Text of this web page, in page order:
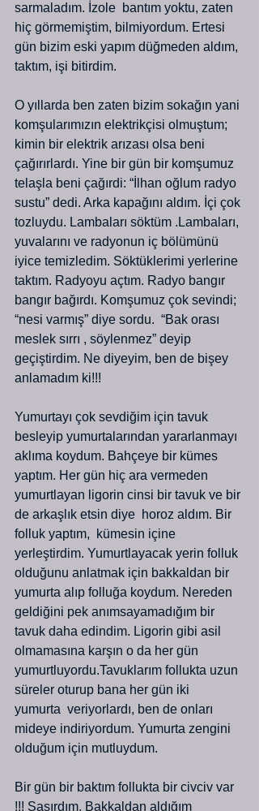
sarmaladım. İzole  bantım yoktu, zaten
hiç görmemiştim, bilmiyordum. Ertesi
gün bizim eski yapım düğmeden aldım,
taktım, işi bitirdim.
O yıllarda ben zaten bizim sokağın yani
komşularımızın elektrikçisi olmuştum;
kimin bir elektrik arızası olsa beni
çağırırlardı. Yine bir gün bir komşumuz
telaşla beni çağırdi: “İlhan oğlum radyo
sustu” dedi. Arka kapağını aldım. İçi çok
tozluydu. Lambaları söktüm .Lambaları,
yuvalarını ve radyonun iç bölümünü
iyice temizledim. Söktüklerimi yerlerine
taktım. Radyoyu açtım. Radyo bangır
bangır bağırdı. Komşumuz çok sevindi;
“nesi varmış” diye sordu.  “Bak orası
meslek sırrı , söylenmez” deyip
geçiştirdim. Ne diyeyim, ben de bişey
anlamadım ki!!!
Yumurtayı çok sevdiğim için tavuk
besleyip yumurtalarından yararlanmayı
aklıma koydum. Bahçeye bir kümes
yaptım. Her gün hiç ara vermeden
yumurtlayan ligorin cinsi bir tavuk ve bir
de arkaşlık etsin diye  horoz aldım. Bir
folluk yaptım,  kümesin içine
yerleştirdim. Yumurtlayacak yerin folluk
olduğunu anlatmak için bakkaldan bir
yumurta alıp folluğa koydum. Nereden
geldiğini pek anımsayamadığım bir
tavuk daha edindim. Ligorin gibi asil
olmamasına karşın o da her gün
yumurtluyordu.Tavuklarım follukta uzun
süreler oturup bana her gün iki
yumurta  veriyorlardı, ben de onları
mideye indiriyordum. Yumurta zengini
olduğum için mutluydum.
Bir gün bir baktım follukta bir civciv var
!!! Şaşırdım. Bakkaldan aldığım